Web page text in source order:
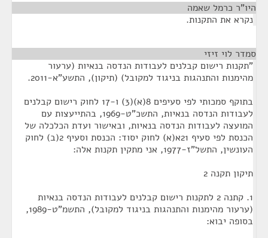
היו"ר כרמל שאמה
נקרא את התקנות.
סמדר לוי זיזי
"תקנות רישום קבלנים לעבודות הנדסה בנאיות (ערעור
מהימנות והתנהגות בניגוד למקובל) (תיקון), התשע"א-2011.
בתוקף סמכותי לפי סעיפים 8(א)(3) ו-17 לחוק רישום קבלנים
לעבודות הנדסה בנאיות, התשכ"ט-1969, בהתייעצות עם
המועצה לעבודות הנדסה בנאיות, ובאישור ועדת הכלכלה של
הכנסת לפי סעיף 21א(א) לחוק יסוד: הכנסת וסעיף 2(ב) לחוק
העונשין, התשל"ז-1977, אני מתקין תקנות אלה:
תיקון תקנה 2
1. קתנה 2 לתקנות רישום קבלנים לעבודות הנדסה בנאיות
(ערעור מהימנות והתנהגות בניגוד למקובל), התשמ"ט-1989,
בסופה יבוא: